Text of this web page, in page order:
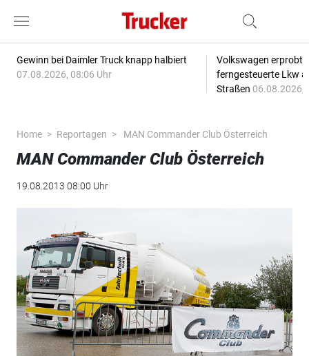
Gewinn bei Daimler Truck knapp halbiert
07.08.2026, 08:06 Uhr
Volkswagen erprobt
ferngesteuerte Lkw
Straßen 06.08.2026,
Home Reportagen MAN Commander Club Österreich
MAN Commander Club Österreich
19.08.2013 08:00 Uhr